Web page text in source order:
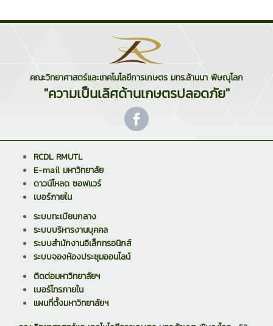
คณะวิทยาศาสตร์และเทคโนโลยีการเกษตร มทร.ล้านนา พิษณุโลก
"ความเป็นเลิศด้านเกษตรปลอดภัย"
RCDL RMUTL
E-mail มหาวิทยาลัย
ดาวน์โหลด ซอฟแวร์
เบอร์ภายใน
ระบบทะเบียนกลาง
ระบบบริหารงานบุคคล
ระบบสำนักงานอิเล็กทรอนิกส์
ระบบจองห้องประชุมออนไลน์
ติดต่อมหาวิทยาลัยฯ
เบอร์โทรภายใน
แผนที่ตั้งมหาวิทยาลัยฯ